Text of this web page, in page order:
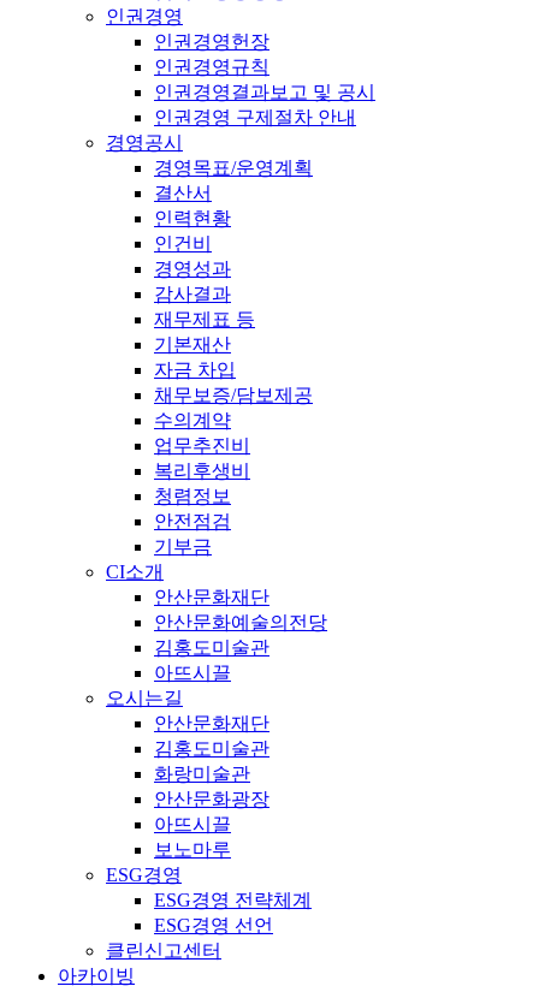
인권경영
인권경영헌장
인권경영규칙
인권경영결과보고 및 공시
인권경영 구제절차 안내
경영공시
경영목표/운영계획
결산서
인력현황
인건비
경영성과
감사결과
재무제표 등
기본재산
자금 차입
채무보증/담보제공
수의계약
업무추진비
복리후생비
청렴정보
안전점검
기부금
CI소개
안산문화재단
안산문화예술의전당
김홍도미술관
아뜨시끌
오시는길
안산문화재단
김홍도미술관
화랑미술관
안산문화광장
아뜨시끌
보노마루
ESG경영
ESG경영 전략체계
ESG경영 선언
클린신고센터
아카이빙